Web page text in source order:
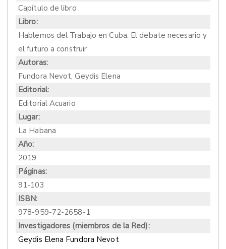
Capítulo de libro
Libro:
Hablemos del Trabajo en Cuba. El debate necesario y
el futuro a construir
Autoras:
Fundora Nevot, Geydis Elena
Editorial:
Editorial Acuario
Lugar:
La Habana
Año:
2019
Páginas:
91-103
ISBN:
978-959-72-2658-1
Investigadores (miembros de la Red):
Geydis Elena Fundora Nevot